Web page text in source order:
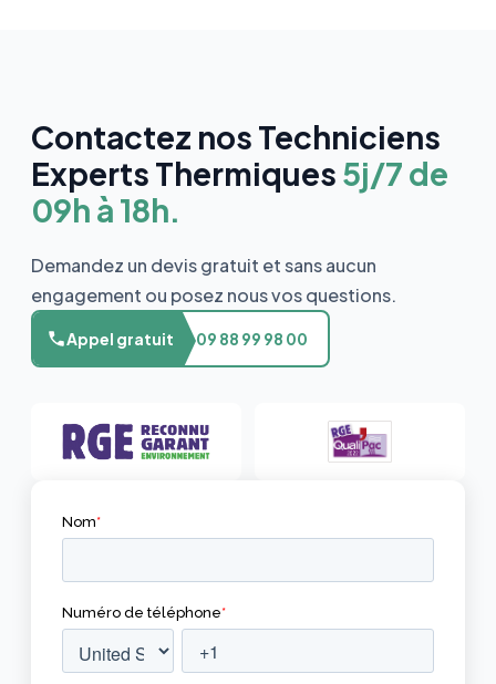
Contactez nos Techniciens
Experts Thermiques 5j/7 de
09h à 18h.
Demandez un devis gratuit et sans aucun
engagement ou posez nous vos questions.
Appel gratuit 09 88 99 98 00